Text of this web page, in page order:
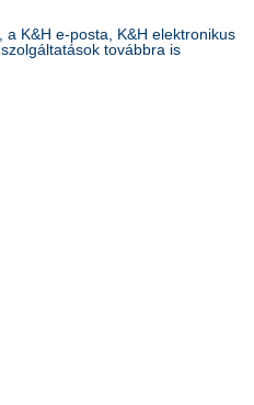
a K&H e-posta, K&H elektronikus
továbbra is